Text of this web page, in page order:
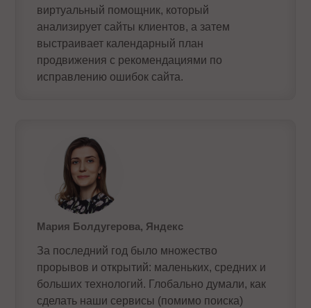
виртуальный помощник, который
анализирует сайты клиентов, а затем
выстраивает календарный план
продвижения с рекомендациями по
исправлению ошибок сайта.
Мария Болдугерова, Яндекс
За последний год было множество
прорывов и открытий: маленьких, средних и
больших технологий. Глобально думали, как
сделать наши сервисы (помимо поиска)